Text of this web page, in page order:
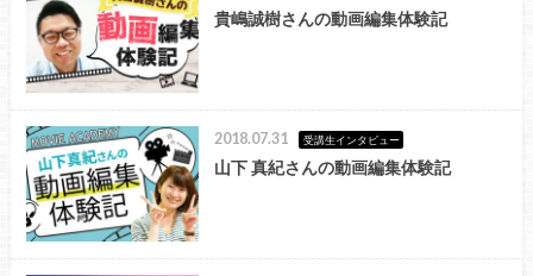
貴嶋誠樹さんの動画編集体験記
2018.07.31 受講生インタビュー
山下 真紀さんの動画編集体験記